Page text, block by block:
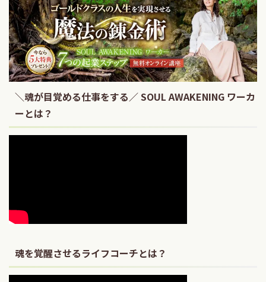
＼魂が目覚める仕事をする／ SOUL AWAKENING ワーカ
ーとは？
魂を覚醒させるライフコーチとは？